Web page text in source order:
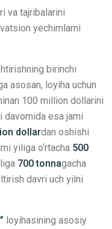
va tajribalarini
yechimlarni
birinchi
asosan, loyiha uchun
100 million dollarini
davomida esa jami
dollardan oshishi
yiliga o‘rtacha 500
700 tonnagacha
davri uch yilni
loyihasining asosiy